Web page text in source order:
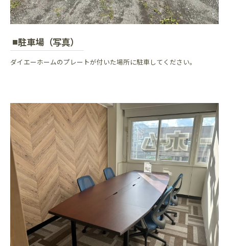
駐車場（写真）
ダイエーホームのプレートが付いた場所に駐車してください。